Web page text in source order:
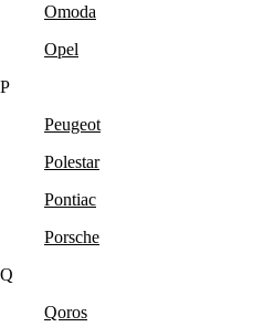
Omoda
Opel
P
Peugeot
Polestar
Pontiac
Porsche
Q
Qoros